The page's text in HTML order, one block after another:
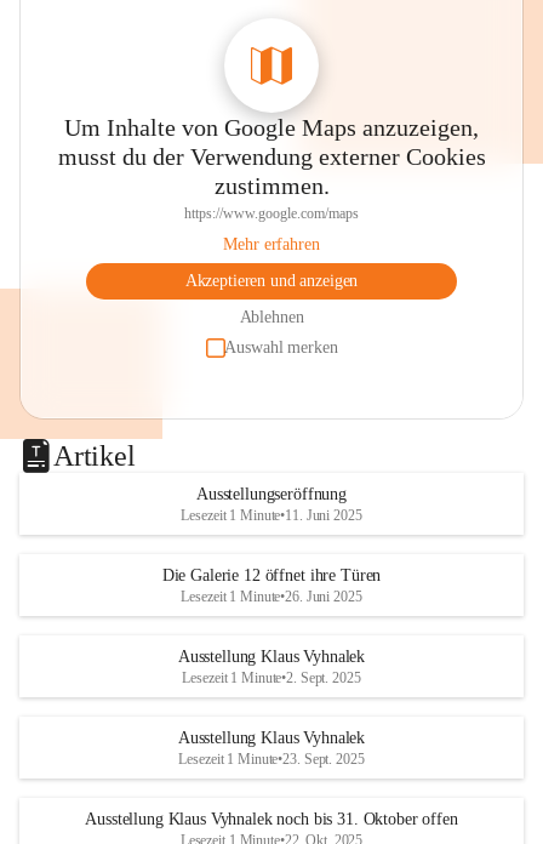
Um Inhalte von Google Maps anzuzeigen,
musst du der Verwendung externer Cookies
zustimmen.
https://www.google.com/maps
Mehr erfahren
Akzeptieren und anzeigen
Ablehnen
Auswahl merken
Artikel
Ausstellungseröffnung
Lesezeit 1 Minute•11. Juni 2025
Die Galerie 12 öffnet ihre Türen
Lesezeit 1 Minute•26. Juni 2025
Ausstellung Klaus Vyhnalek
Lesezeit 1 Minute•2. Sept. 2025
Ausstellung Klaus Vyhnalek
Lesezeit 1 Minute•23. Sept. 2025
Ausstellung Klaus Vyhnalek noch bis 31. Oktober offen
Lesezeit 1 Minute•22. Okt. 2025